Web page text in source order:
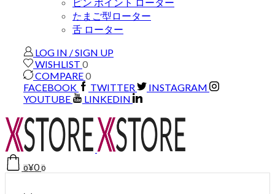
たまご型ローター
舌 ローター
LOG IN / SIGN UP
WISHLIST 0
COMPARE0
FACEBOOK
TWITTER
INSTAGRAM
YOUTUBE
LINKEDIN
0¥0 0